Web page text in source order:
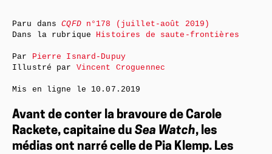
Avant de conter la bravoure de Carole
Rackete, capitaine du Sea Watch, les
médias ont narré celle de Pia Klemp. Les
Paru dansCQFDn°178 (juillet-août 2019)
Dans la rubrique Histoires de saute-frontières
Par Pierre Isnard-Dupuy
Illustré par Vincent Croguennec
Mis en ligne le 10.07.2019